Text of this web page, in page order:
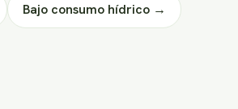
Bajo consumo hídrico →